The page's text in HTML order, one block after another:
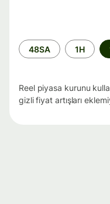
Zaman
aralığı
48SA 1H
Reel piyasa kurunu
gizli fiyat artışları